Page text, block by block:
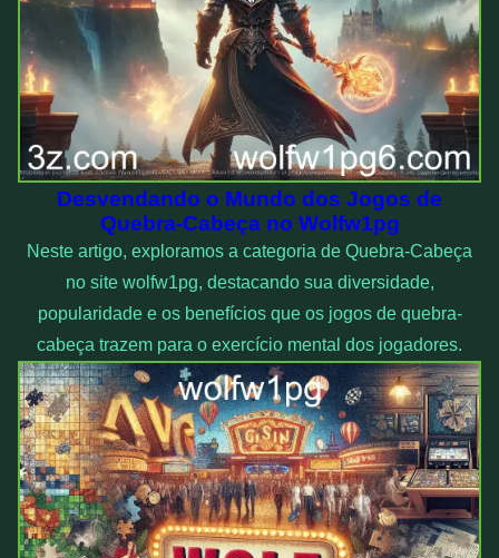
Desvendando o Mundo dos Jogos de
Quebra-Cabeça no Wolfw1pg
Neste artigo, exploramos a categoria de Quebra-Cabeça
no site wolfw1pg, destacando sua diversidade,
popularidade e os benefícios que os jogos de quebra-
cabeça trazem para o exercício mental dos jogadores.